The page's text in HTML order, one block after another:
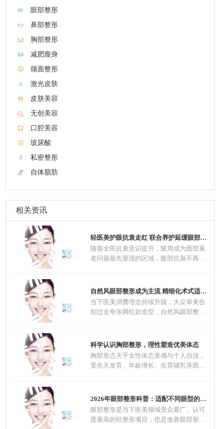
眼部整形
鼻部整形
胸部整形
减肥瘦身
颌面整形
激光皮肤
皮肤美容
无创美容
口腔美容
玻尿酸
私密整形
自体脂肪
相关资讯
轻医美护眼抗衰走红 联合养护延缓眼部肌肤老
随着全民抗衰意识提升，眼周成为面部衰
老问题最先显现的区域，眼部抗衰不再是
自然风眼部整形成为主流 精细化术式适配不同
当下医美消费理念持续升级，大众审美告
别过去夸张网红款造型，自然风眼部整形
科学认识胸部整形，理性塑造优美体态
胸部形态关乎女性体态美感与个人自信，
受先天发育、年龄增长、生育哺乳等因素
2026年眼部整形科普：适配不同眼型的整形方案
眼部整形是当下医美领域受众最广、认可
度最高的轻整形项目，也是改善眼部形